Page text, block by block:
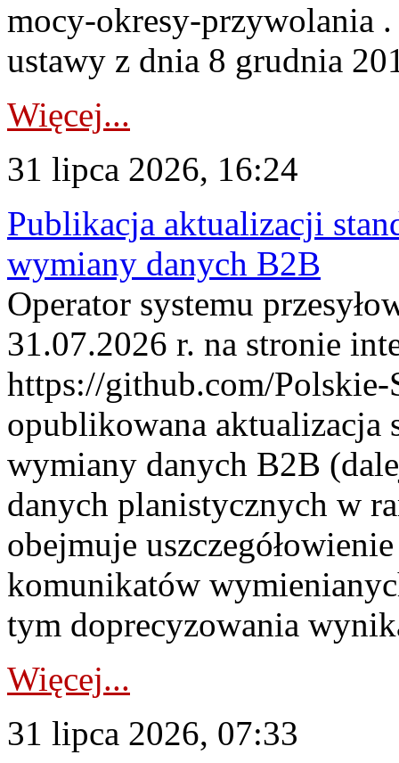
mocy-okresy-przywolania
ustawy z dnia 8 grudnia
Więcej...
31 lipca 2026, 16:24
Publikacja aktualizacji
wymiany danych B2B
Operator systemu
31.07.2026 r. na stronie
https://github.com/Polskie-
opublikowana aktualizacja
wymiany danych B2B
danych planistycznych w
obejmuje
komunikatów
tym doprecyzowania
Więcej...
31 lipca 2026, 07:33